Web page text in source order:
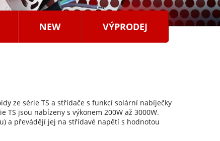
NEW VÝPRODEJ
ze série TS a střídače s funkcí solární nabíječky
jsou nabízeny s výkonem 200W až 3000W.
a převádějí jej na střídavé napětí s hodnotou